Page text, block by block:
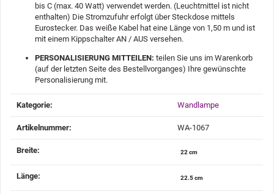
bis C (max. 40 Watt) verwendet werden. (Leuchtmittel ist nicht
enthalten) Die Stromzufuhr erfolgt über Steckdose mittels
Eurostecker. Das weiße Kabel hat eine Länge von 1,50 m und ist
mit einem Kippschalter AN / AUS versehen.
PERSONALISIERUNG MITTEILEN: teilen Sie uns im Warenkorb
(auf der letzten Seite des Bestellvorganges) Ihre gewünschte
Personalisierung mit.
Produkteigenschaft
Wert
Kategorie: Wandlampe
Artikelnummer: WA-1067
Breite‍: 22 cm
Länge‍: 22.5 cm